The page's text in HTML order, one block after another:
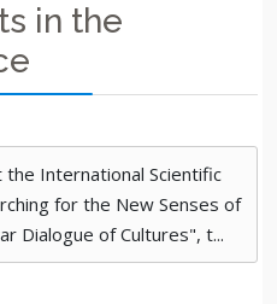
in the
International Scientific
for the New Senses of
Dialogue of Cultures", t...